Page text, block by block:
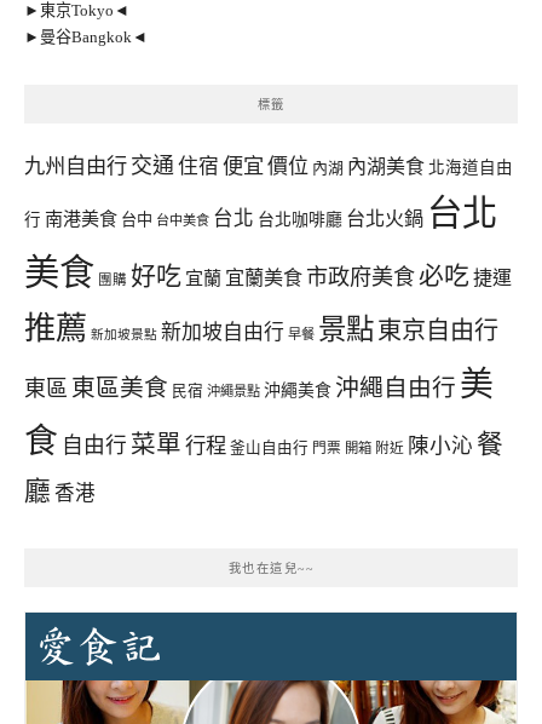
►東京Tokyo◄
►曼谷Bangkok◄
標籤
九州自由行 交通 住宿 便宜 價位 內湖 內湖美食 北海道自由
行 南港美食 台中 台中美食 台北 台北咖啡廳 台北火鍋 台北
美食 團購 好吃 宜蘭 宜蘭美食 市政府美食必吃 捷運
推薦 新加坡景點 新加坡自由行 早餐 景點東京自由行
東區 東區美食 民宿 沖繩景點 沖繩美食 沖繩自由行 美
食 自由行 菜單 行程 釜山自由行 門票 開箱 附近 陳小沁 餐
廳 香港
我也在這兒~~